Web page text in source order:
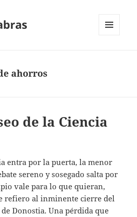
ahorros
de la Ciencia
entra por la puerta, la menor
sereno y sosegado salta por
vale para lo que quieran,
refiero al inminente cierre del
Donostia. Una pérdida que